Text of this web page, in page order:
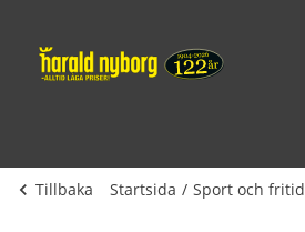
Tillbaka Startsida Sport och fritid